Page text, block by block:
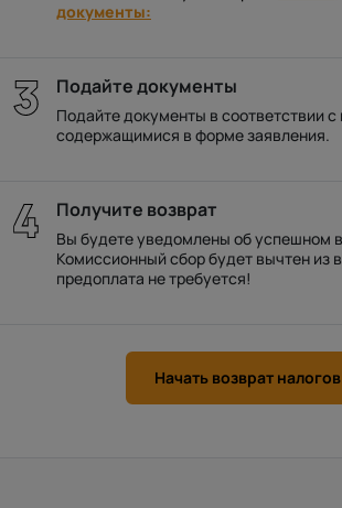
документы:
Подайте документы
Подайте документы в соответствии
содержащимися в форме заявления.
Получите возврат
Вы будете уведомлены об успешном
Комиссионный сбор будет вычтен из
предоплата не требуется!
Начать возврат налогов